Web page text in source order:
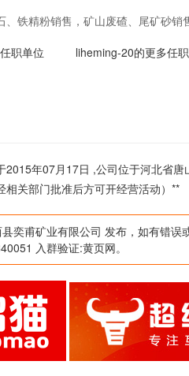
、铁精粉销售，矿山废碴、尾矿砂
动）**
职单位 liheming-20的更多任
2015年07月17日 ,公司位于河北省
关部门批准后方可开经营活动）**
县奕甫矿业有限公司 发布，如有错误
入群验证:黄页网。